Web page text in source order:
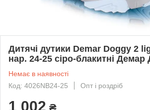
Дитячі дутики Demar Doggy 2
нар. 24-25 сіро-блакитні Демар
Немає в наявності
Код: 4026NB24-25
Опт і роздріб
1 002